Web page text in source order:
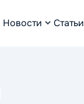
Новости Статьи